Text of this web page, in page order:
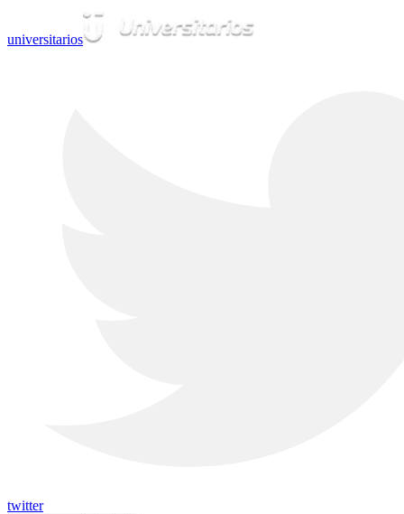
universitarios
twitter